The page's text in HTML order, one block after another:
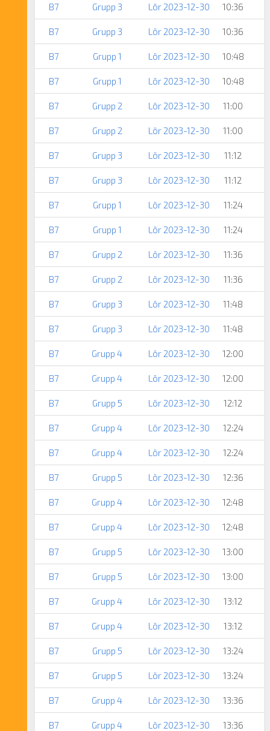
B7 Grupp 3 Lör 2023-12-30 10:36
B7 Grupp 3 Lör 2023-12-30 10:36
B7 Grupp 1 Lör 2023-12-30 10:48
B7 Grupp 1 Lör 2023-12-30 10:48
B7 Grupp 2 Lör 2023-12-30 11:00
B7 Grupp 2 Lör 2023-12-30 11:00
B7 Grupp 3 Lör 2023-12-30 11:12
B7 Grupp 3 Lör 2023-12-30 11:12
B7 Grupp 1 Lör 2023-12-30 11:24
B7 Grupp 1 Lör 2023-12-30 11:24
B7 Grupp 2 Lör 2023-12-30 11:36
B7 Grupp 2 Lör 2023-12-30 11:36
B7 Grupp 3 Lör 2023-12-30 11:48
B7 Grupp 3 Lör 2023-12-30 11:48
B7 Grupp 4 Lör 2023-12-30 12:00
B7 Grupp 4 Lör 2023-12-30 12:00
B7 Grupp 5 Lör 2023-12-30 12:12
B7 Grupp 4 Lör 2023-12-30 12:24
B7 Grupp 4 Lör 2023-12-30 12:24
B7 Grupp 5 Lör 2023-12-30 12:36
B7 Grupp 4 Lör 2023-12-30 12:48
B7 Grupp 4 Lör 2023-12-30 12:48
B7 Grupp 5 Lör 2023-12-30 13:00
B7 Grupp 5 Lör 2023-12-30 13:00
B7 Grupp 4 Lör 2023-12-30 13:12
B7 Grupp 4 Lör 2023-12-30 13:12
B7 Grupp 5 Lör 2023-12-30 13:24
B7 Grupp 5 Lör 2023-12-30 13:24
B7 Grupp 4 Lör 2023-12-30 13:36
B7 Grupp 4 Lör 2023-12-30 13:36